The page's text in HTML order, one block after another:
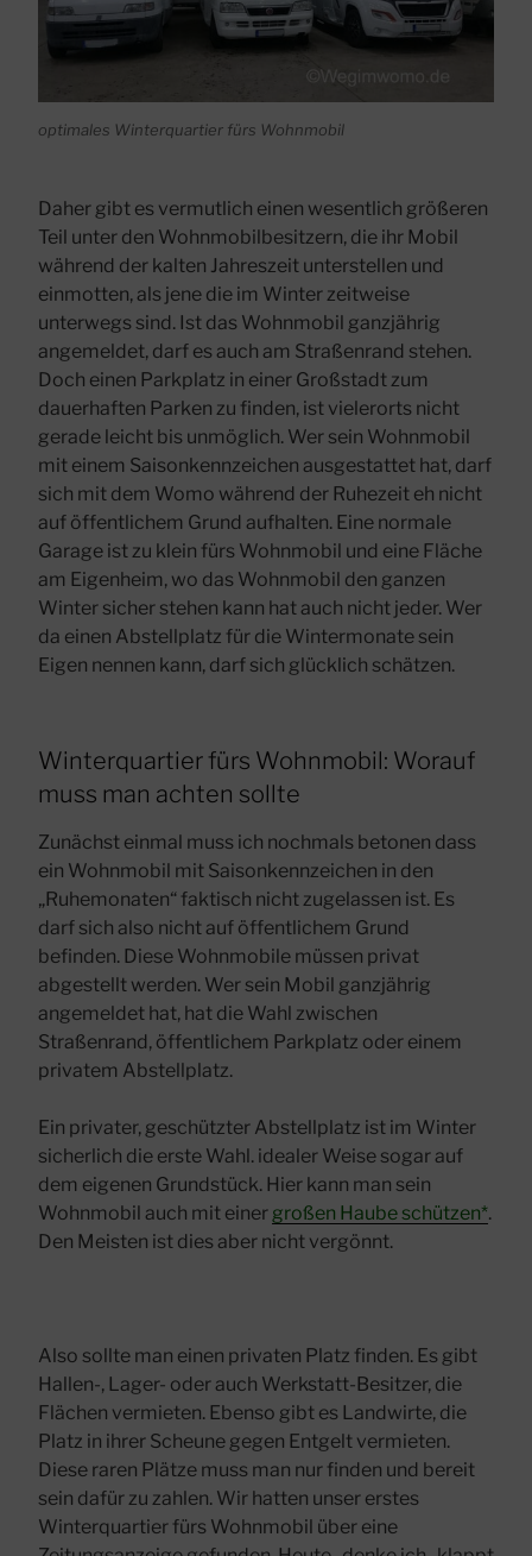
optimales Winterquartier fürs Wohnmobil
Daher gibt es vermutlich einen wesentlich größeren
Teil unter den Wohnmobilbesitzern, die ihr Mobil
während der kalten Jahreszeit unterstellen und
einmotten, als jene die im Winter zeitweise
unterwegs sind. Ist das Wohnmobil ganzjährig
angemeldet, darf es auch am Straßenrand stehen.
Doch einen Parkplatz in einer Großstadt zum
dauerhaften Parken zu finden, ist vielerorts nicht
gerade leicht bis unmöglich. Wer sein Wohnmobil
mit einem Saisonkennzeichen ausgestattet hat, darf
sich mit dem Womo während der Ruhezeit eh nicht
auf öffentlichem Grund aufhalten. Eine normale
Garage ist zu klein fürs Wohnmobil und eine Fläche
am Eigenheim, wo das Wohnmobil den ganzen
Winter sicher stehen kann hat auch nicht jeder. Wer
da einen Abstellplatz für die Wintermonate sein
Eigen nennen kann, darf sich glücklich schätzen.
Winterquartier fürs Wohnmobil: Worauf
muss man achten sollte
Zunächst einmal muss ich nochmals betonen dass
ein Wohnmobil mit Saisonkennzeichen in den
„Ruhemonaten“ faktisch nicht zugelassen ist. Es
darf sich also nicht auf öffentlichem Grund
befinden. Diese Wohnmobile müssen privat
abgestellt werden. Wer sein Mobil ganzjährig
angemeldet hat, hat die Wahl zwischen
Straßenrand, öffentlichem Parkplatz oder einem
privatem Abstellplatz.
Ein privater, geschützter Abstellplatz ist im Winter
sicherlich die erste Wahl. idealer Weise sogar auf
dem eigenen Grundstück. Hier kann man sein
Wohnmobil auch mit einer großen Haube schützen*.
Den Meisten ist dies aber nicht vergönnt.
Also sollte man einen privaten Platz finden. Es gibt
Hallen-, Lager- oder auch Werkstatt-Besitzer, die
Flächen vermieten. Ebenso gibt es Landwirte, die
Platz in ihrer Scheune gegen Entgelt vermieten.
Diese raren Plätze muss man nur finden und bereit
sein dafür zu zahlen. Wir hatten unser erstes
Winterquartier fürs Wohnmobil über eine